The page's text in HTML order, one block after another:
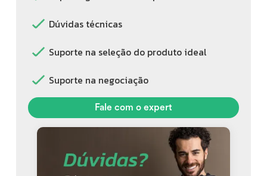
Dúvidas técnicas
Suporte na seleção do produto ideal
Suporte na negociação
Fale com o expert